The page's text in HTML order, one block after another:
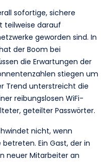
sofortige, sichere
teilweise darauf
geworden sind. In
der Boom bei
die Erwartungen der
stiegen um
Trend unterstreicht die
reibungslosen WiFi-
geteilter Passwörter.
nicht, wenn
Ein Gast, der in
neuer Mitarbeiter an